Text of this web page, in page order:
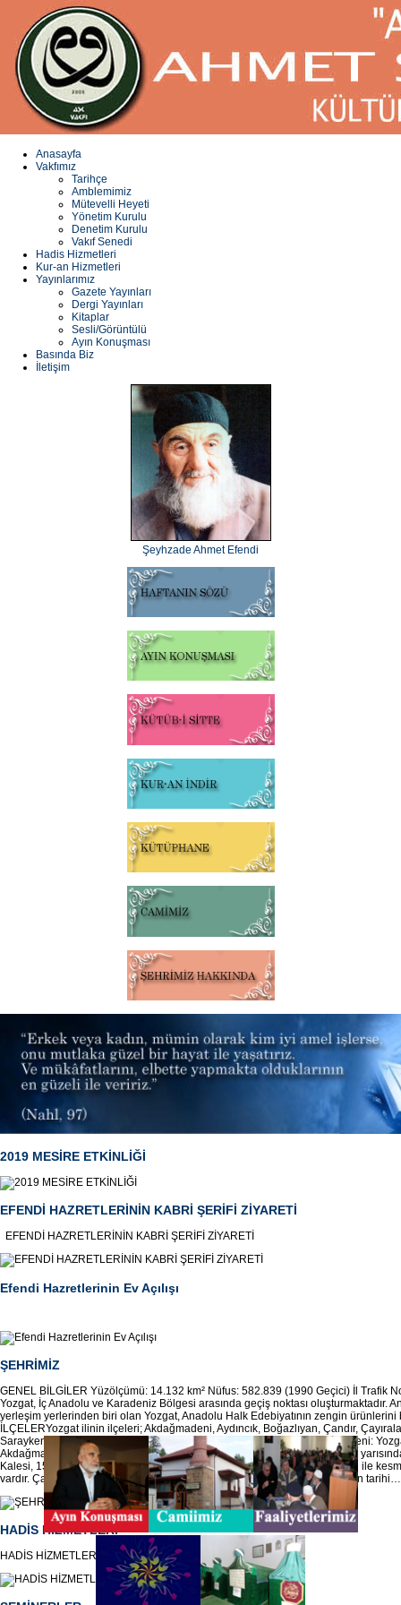
Anasayfa
Vakfımız
Tarihçe
Amblemimiz
Mütevelli Heyeti
Yönetim Kurulu
Denetim Kurulu
Vakıf Senedi
Hadis Hizmetleri
Kur-an Hizmetleri
Yayınlarımız
Gazete Yayınları
Dergi Yayınları
Kitaplar
Sesli/Görüntülü
Ayın Konuşması
Basında Biz
İletişim
Şeyhzade Ahmet Efendi
2019 MESİRE ETKİNLİĞİ
EFENDİ HAZRETLERİNİN KABRİ ŞERİFİ ZİYARETİ
EFENDİ HAZRETLERİNİN KABRİ ŞERİFİ ZİYARETİ
Efendi Hazretlerinin Ev Açılışı
ŞEHRİMİZ
GENEL BİLGİLER Yüzölçümü: 14.132 km² Nüfus: 582.839 (1990 Geçici) İl Trafik
Yozgat, İç Anadolu ve Karadeniz Bölgesi arasında geçiş noktası oluşturmaktadır.
yerleşim yerlerinden biri olan Yozgat, Anadolu Halk Edebiyatının zengin ürünlerini
İLÇELERYozgat ilinin ilçeleri; Akdağmadeni, Aydıncık, Boğazlıyan, Çandır,
Saraykent, Sarıkaya, Sorgun, Şefaatli, Yenifakılı ve Yerköy’dür. Akdağmadeni:
Akdağmadeni ve köylerinde yer alan tarihi eserler arasında 13. yüzyılın ilk
Kalesi, 15. yüzyıla tarihlenen Ali Çelebi Türbesi ve Mahmut Çelebi Türbesi ile
vardır. Çayıralan: Yozgat’ın güneydoğusunda yer alır. Çayıralan’da yer alan tarihi…
HADİS HİZMETLERİ
HADİS HİZMETLERİ